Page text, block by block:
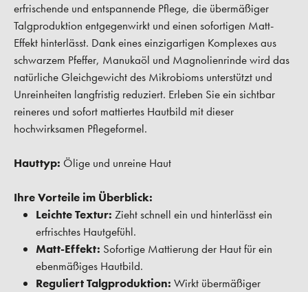
erfrischende und entspannende Pflege, die übermäßiger
Talgproduktion entgegenwirkt und einen sofortigen Matt-
Effekt hinterlässt. Dank eines einzigartigen Komplexes aus
schwarzem Pfeffer, Manukaöl und Magnolienrinde wird das
natürliche Gleichgewicht des Mikrobioms unterstützt und
Unreinheiten langfristig reduziert. Erleben Sie ein sichtbar
reineres und sofort mattiertes Hautbild mit dieser
hochwirksamen Pflegeformel.
Hauttyp: Ölige und unreine Haut
Ihre Vorteile im Überblick:
Leichte Textur: Zieht schnell ein und hinterlässt ein
erfrischtes Hautgefühl.
Matt-Effekt: Sofortige Mattierung der Haut für ein
ebenmäßiges Hautbild.
Reguliert Talgproduktion: Wirkt übermäßiger